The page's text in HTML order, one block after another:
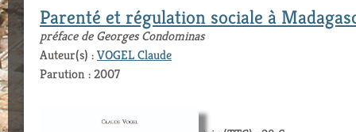
Parenté et régulation sociale à
préface de Georges Condominas
Auteur(s) :VOGEL Claude
Parution : 2007